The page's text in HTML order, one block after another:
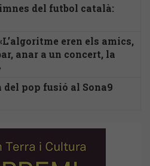
del futbol català:
eren els amics,
anar a un concert, la
pop fusió al Sona9